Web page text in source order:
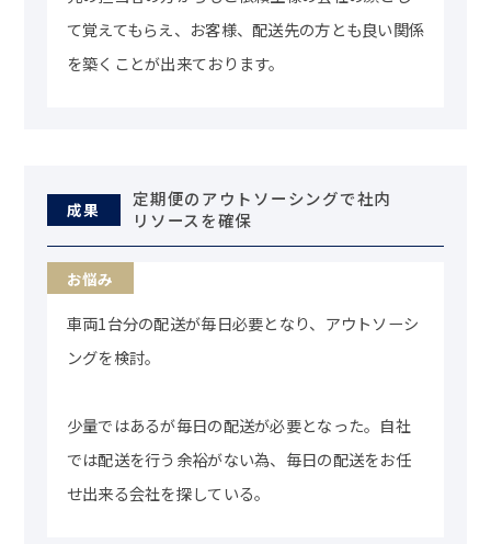
て覚えてもらえ、お客様、配送先の方とも良い関係
を築くことが出来ております。
成果
定期便のアウトソーシングで社内
リソースを確保
車両1台分の配送が毎日必要となり、アウトソーシ
ングを検討。
少量ではあるが毎日の配送が必要となった。自社
では配送を行う余裕がない為、毎日の配送をお任
せ出来る会社を探している。